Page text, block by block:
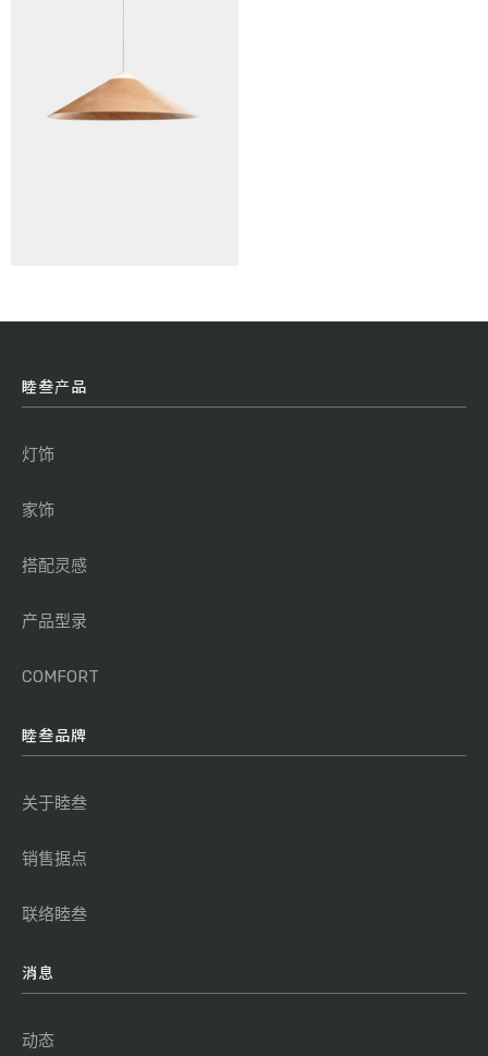
睦叁产品
灯饰
家饰
搭配灵感
产品型录
COMFORT
睦叁品牌
关于睦叁
销售据点
联络睦叁
消息
动态